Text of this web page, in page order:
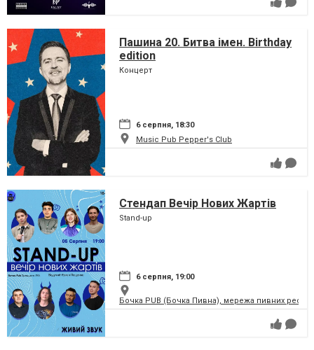
Пашина 20. Битва імен. Birthday
edition
Концерт
6 серпня, 18:30
Music Pub Pepper's Club
Стендап Вечір Нових Жартів
Stand-up
6 серпня, 19:00
Бочка PUB (Бочка Пивна), мережа пивних